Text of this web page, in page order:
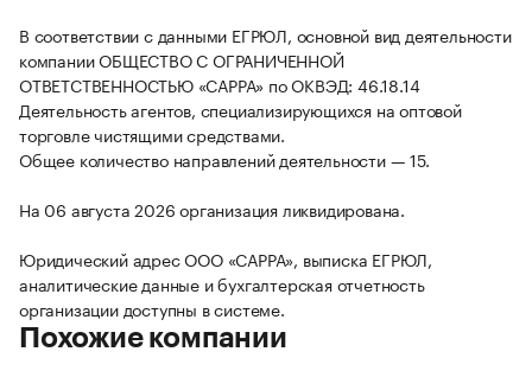
В соответствии с данными ЕГРЮЛ, основной вид деятельности
компании ОБЩЕСТВО С ОГРАНИЧЕННОЙ
ОТВЕТСТВЕННОСТЬЮ «САРРА» по ОКВЭД: 46.18.14
Деятельность агентов, специализирующихся на оптовой
торговле чистящими средствами.
Общее количество направлений деятельности — 15.
На 06 августа 2026 организация ликвидирована.
Юридический адрес ООО «САРРА», выписка ЕГРЮЛ,
аналитические данные и бухгалтерская отчетность
организации доступны в системе.
Похожие компании